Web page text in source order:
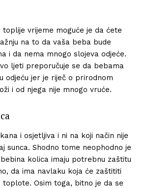
toplije vrijeme moguće je da ćete
na to da vaša beba bude
i da nema mnogo slojeva odjeće.
ljeti preporučuje se da bebama
odjeću jer je riječ o prirodnom
i od njega nije mnogo vruće.
i osjetljiva i ni na koji način nije
sunca. Shodno tome neophodno je
kolica imaju potrebnu zaštitu
da ima navlaku koja će zaštititi
toplote. Osim toga, bitno je da se